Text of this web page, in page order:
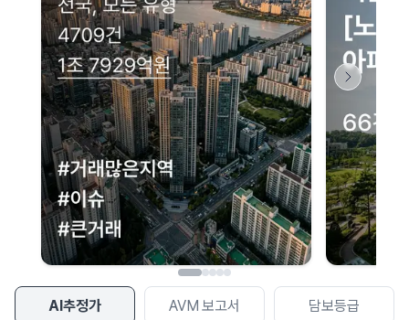
AI추정가 AVM 보고서 담보등급
네이버 지도 연결 안내
현재 네이버 지도 연결이 원활하지 않아 지도를 불러올 수 없습니다.
이용에 불편을 드려 죄송합니다.
다시 시도